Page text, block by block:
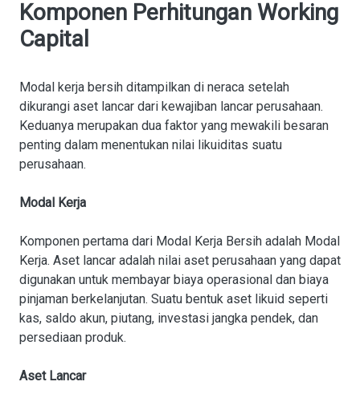
Komponen Perhitungan Working
Capital
Modal kerja bersih ditampilkan di neraca setelah
dikurangi aset lancar dari kewajiban lancar perusahaan.
Keduanya merupakan dua faktor yang mewakili besaran
penting dalam menentukan nilai likuiditas suatu
perusahaan.
Modal Kerja
Komponen pertama dari Modal Kerja Bersih adalah Modal
Kerja. Aset lancar adalah nilai aset perusahaan yang dapat
digunakan untuk membayar biaya operasional dan biaya
pinjaman berkelanjutan. Suatu bentuk aset likuid seperti
kas, saldo akun, piutang, investasi jangka pendek, dan
persediaan produk.
Aset Lancar